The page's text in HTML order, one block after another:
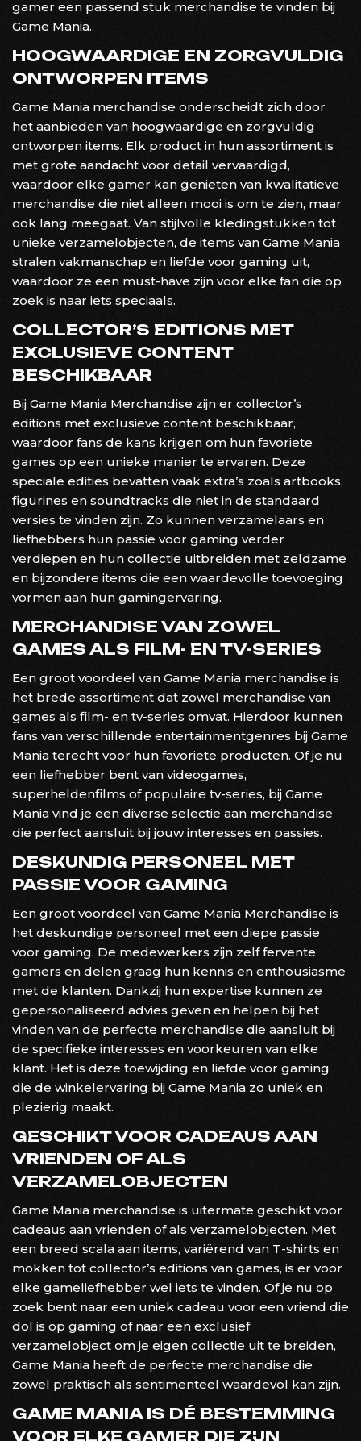
gamer een passend stuk merchandise te vinden bij
Game Mania.
HOOGWAARDIGE EN ZORGVULDIG
ONTWORPEN ITEMS
Game Mania merchandise onderscheidt zich door
het aanbieden van hoogwaardige en zorgvuldig
ontworpen items. Elk product in hun assortiment is
met grote aandacht voor detail vervaardigd,
waardoor elke gamer kan genieten van kwalitatieve
merchandise die niet alleen mooi is om te zien, maar
ook lang meegaat. Van stijlvolle kledingstukken tot
unieke verzamelobjecten, de items van Game Mania
stralen vakmanschap en liefde voor gaming uit,
waardoor ze een must-have zijn voor elke fan die op
zoek is naar iets speciaals.
COLLECTOR’S EDITIONS MET
EXCLUSIEVE CONTENT
BESCHIKBAAR
Bij Game Mania Merchandise zijn er collector’s
editions met exclusieve content beschikbaar,
waardoor fans de kans krijgen om hun favoriete
games op een unieke manier te ervaren. Deze
speciale edities bevatten vaak extra’s zoals artbooks,
figurines en soundtracks die niet in de standaard
versies te vinden zijn. Zo kunnen verzamelaars en
liefhebbers hun passie voor gaming verder
verdiepen en hun collectie uitbreiden met zeldzame
en bijzondere items die een waardevolle toevoeging
vormen aan hun gamingervaring.
MERCHANDISE VAN ZOWEL
GAMES ALS FILM- EN TV-SERIES
Een groot voordeel van Game Mania merchandise is
het brede assortiment dat zowel merchandise van
games als film- en tv-series omvat. Hierdoor kunnen
fans van verschillende entertainmentgenres bij Game
Mania terecht voor hun favoriete producten. Of je nu
een liefhebber bent van videogames,
superheldenfilms of populaire tv-series, bij Game
Mania vind je een diverse selectie aan merchandise
die perfect aansluit bij jouw interesses en passies.
DESKUNDIG PERSONEEL MET
PASSIE VOOR GAMING
Een groot voordeel van Game Mania Merchandise is
het deskundige personeel met een diepe passie
voor gaming. De medewerkers zijn zelf fervente
gamers en delen graag hun kennis en enthousiasme
met de klanten. Dankzij hun expertise kunnen ze
gepersonaliseerd advies geven en helpen bij het
vinden van de perfecte merchandise die aansluit bij
de specifieke interesses en voorkeuren van elke
klant. Het is deze toewijding en liefde voor gaming
die de winkelervaring bij Game Mania zo uniek en
plezierig maakt.
GESCHIKT VOOR CADEAUS AAN
VRIENDEN OF ALS
VERZAMELOBJECTEN
Game Mania merchandise is uitermate geschikt voor
cadeaus aan vrienden of als verzamelobjecten. Met
een breed scala aan items, variërend van T-shirts en
mokken tot collector’s editions van games, is er voor
elke gameliefhebber wel iets te vinden. Of je nu op
zoek bent naar een uniek cadeau voor een vriend die
dol is op gaming of naar een exclusief
verzamelobject om je eigen collectie uit te breiden,
Game Mania heeft de perfecte merchandise die
zowel praktisch als sentimenteel waardevol kan zijn.
GAME MANIA IS DÉ BESTEMMING
VOOR ELKE GAMER DIE ZIJN